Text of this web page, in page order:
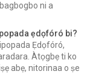
ni a
ẹdọfóró bi?
Ẹdọfóró,
Àtọgbẹ ti ko
abẹ, nitorinaa o ṣe